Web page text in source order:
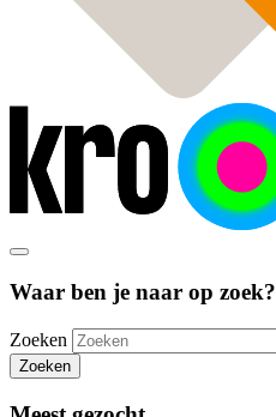
Waar ben je naar op zoek?
Zoeken
Zoeken